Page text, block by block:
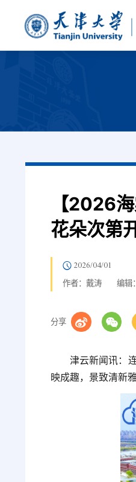
【2026
花朵次第
2026/04/01
作者：戴涛 编辑
分享
津云新闻讯：
映成趣，景致清新